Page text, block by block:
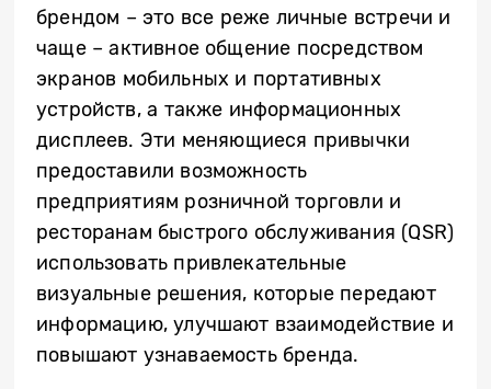
брендом – это все реже личные встречи и
чаще – активное общение посредством
экранов мобильных и портативных
устройств, а также информационных
дисплеев. Эти меняющиеся привычки
предоставили возможность
предприятиям розничной торговли и
ресторанам быстрого обслуживания (QSR)
использовать привлекательные
визуальные решения, которые передают
информацию, улучшают взаимодействие и
повышают узнаваемость бренда.